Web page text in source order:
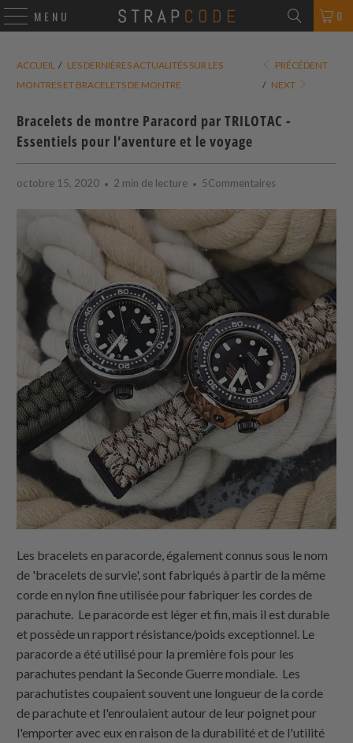
MENU 0
ACCUEIL / LES DERNIÈRES ACTUALITÉS SUR LES
MONTRES ET BRACELETS DE MONTRE
PRÉCÉDENT
/ NEXT
Bracelets de montre Paracord par TRILOTAC -
Essentiels pour l’aventure et le voyage
octobre 15, 2020 2 min de lecture 5Commentaires
Les bracelets en paracorde, également connus sous le nom
de 'bracelets de survie', sont fabriqués à partir de la même
corde en nylon fine utilisée pour fabriquer les cordes de
parachute. Le paracorde est léger et fin, mais il est durable
et possède un rapport résistance/poids exceptionnel. Le
paracorde a été utilisé pour la première fois pour les
parachutes pendant la Seconde Guerre mondiale. Les
parachutistes coupaient souvent une longueur de la corde
de parachute et l'enroulaient autour de leur poignet pour
l'emporter avec eux en raison de la durabilité et de l'utilité